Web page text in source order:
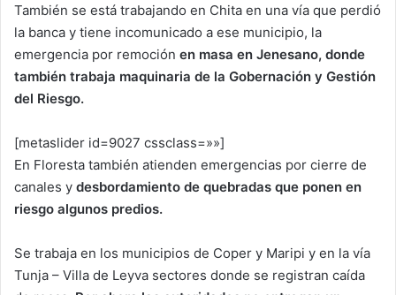
También se está trabajando en Chita en una vía que perdió
la banca y tiene incomunicado a ese municipio, la
emergencia por remoción en masa en Jenesano, donde
también trabaja maquinaria de la Gobernación y Gestión
del Riesgo.
[metaslider id=9027 cssclass=»»]
En Floresta también atienden emergencias por cierre de
canales y desbordamiento de quebradas que ponen en
riesgo algunos predios.
Se trabaja en los municipios de Coper y Maripi y en la vía
Tunja – Villa de Leyva sectores donde se registran caída